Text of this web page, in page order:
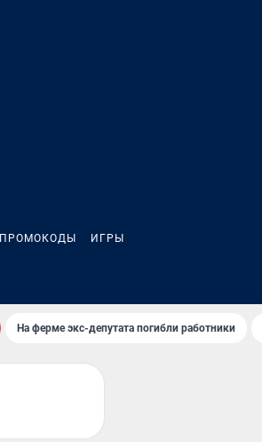
ПРОМОКОДЫ ИГРЫ
На ферме экс-депутата погибли работники